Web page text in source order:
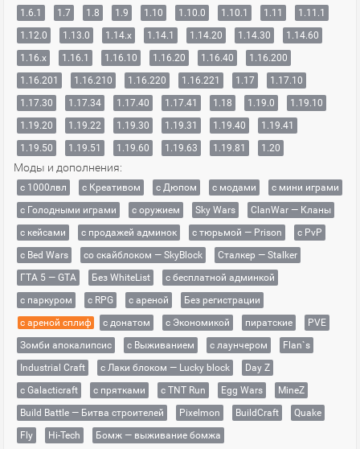
1.6.1
1.7 1.8 1.9 1.10 1.10.0 1.10.1 1.11
1.11.1
1.12.0
1.13.0 1.14.x 1.14.1 1.14.20 1.14.30
1.14.60
1.16.x
1.16.1 1.16.10 1.16.20 1.16.40
1.16.200
1.16.201
1.16.210 1.16.220 1.16.221 1.17
1.17.10
1.17.30
1.17.34 1.17.40 1.17.41 1.18 1.19.0
1.19.10
1.19.20
1.19.22 1.19.30 1.19.31 1.19.40
1.19.41
1.19.50
1.19.51 1.19.60 1.19.63 1.19.81 1.20
Моды и дополнения:
с 1000лвл c Креативом с Дюпом с модами
с мини играми
с Голодными играми
с оружием Sky Wars
ClanWar — Кланы
с кейсами
с продажей админок с тюрьмой — Prison
с PvP
с Bed Wars
со скайблоком — SkyBlock
Сталкер — Stalker
ГТА 5 — GTA
Без WhiteList
с бесплатной админкой
с паркуром
с RPG с ареной
Без регистрации
с ареной сплиф
с донатом с Экономикой пиратские
PVE
Зомби апокалипсис
с Выживанием с лаунчером
Flan`s
Industrial Craft
с Лаки блоком — Lucky block
Day Z
с Galacticraft
с прятками с TNT Run Egg Wars
MineZ
Build Battle — Битва строителей
Pixelmon BuildCraft
Quake
Fly
Hi-Tech
Бомж — выживание бомжа